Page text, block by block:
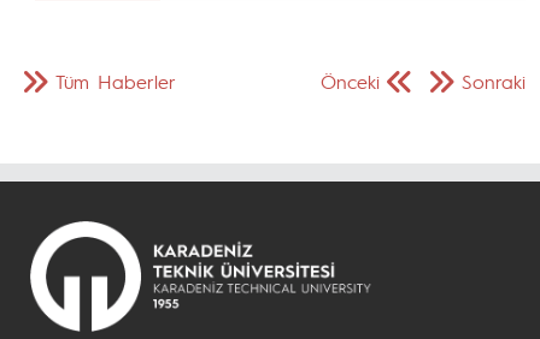
Önceki Sonraki
Tüm Haberler